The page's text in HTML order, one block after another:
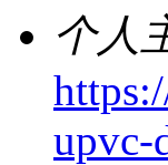
个人
upvc-